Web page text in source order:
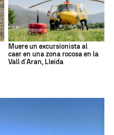
Muere un excursionista al
caer en una zona rocosa en la
Vall d´Aran, Lleida